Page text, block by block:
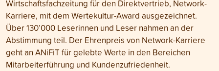
Wirtschaftsfachzeitung für den Direktvertrieb, Network-
Karriere, mit dem Wertekultur-Award ausgezeichnet.
Über 130’000 Leserinnen und Leser nahmen an der
Abstimmung teil. Der Ehrenpreis von Network-Karriere
geht an ANiFiT für gelebte Werte in den Bereichen
Mitarbeiterführung und Kundenzufriedenheit.